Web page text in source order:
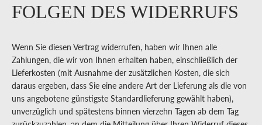
FOLGEN DES WIDERRUFS
Wenn Sie diesen Vertrag widerrufen, haben wir Ihnen alle
Zahlungen, die wir von Ihnen erhalten haben, einschließlich der
Lieferkosten (mit Ausnahme der zusätzlichen Kosten, die sich
daraus ergeben, dass Sie eine andere Art der Lieferung als die von
uns angebotene günstigste Standardlieferung gewählt haben),
unverzüglich und spätestens binnen vierzehn Tagen ab dem Tag